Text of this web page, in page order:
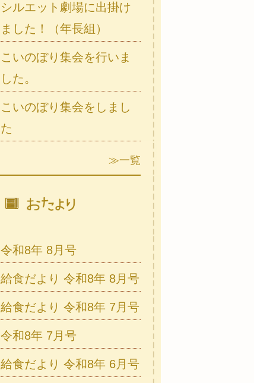
シルエット劇場に出掛け
ました！（年長組）
こいのぼり集会を行いま
した。
こいのぼり集会をしまし
た
≫一覧
令和8年 8月号
給食だより 令和8年 8月号
給食だより 令和8年 7月号
令和8年 7月号
給食だより 令和8年 6月号